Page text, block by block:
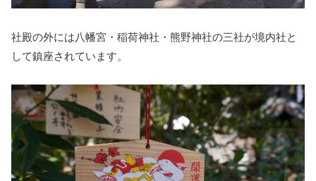
社殿の外には八幡宮・稲荷神社・熊野神社の三社が境内社と
して鎮座されています。